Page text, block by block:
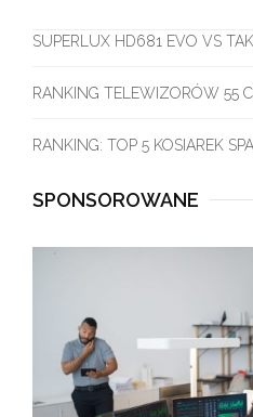
SUPERLUX HD681 EVO VS
RANKING TELEWIZORÓW 55
RANKING: TOP 5 KOSIAREK
SPONSOROWANE